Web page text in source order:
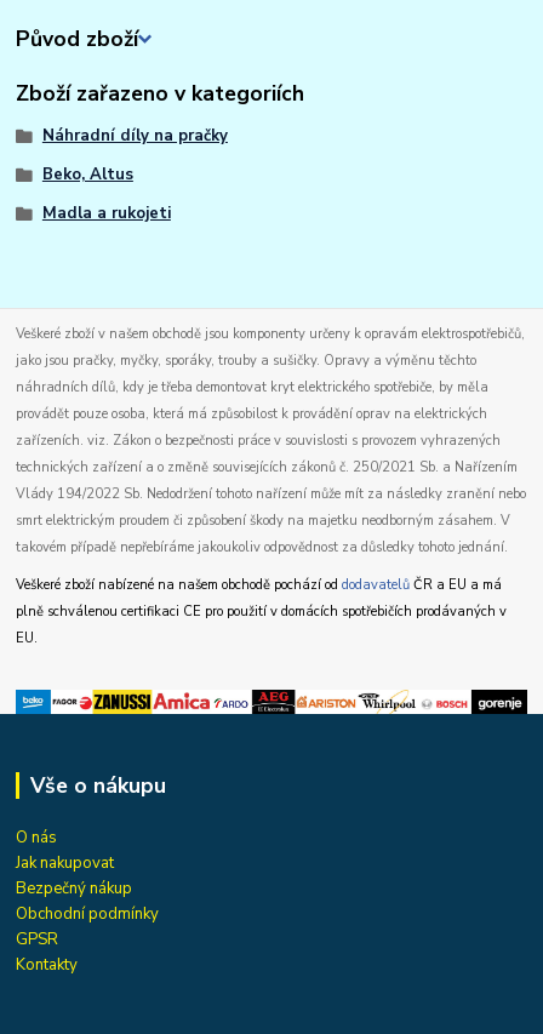
Původ zboží
Zboží zařazeno v kategoriích
Náhradní díly na pračky
Beko, Altus
Madla a rukojeti
Veškeré zboží v našem obchodě jsou komponenty určeny k opravám elektrospotřebičů,
jako jsou pračky, myčky, sporáky, trouby a sušičky. Opravy a výměnu těchto
náhradních dílů, kdy je třeba demontovat kryt elektrického spotřebiče, by měla
provádět pouze osoba, která má způsobilost k provádění oprav na elektrických
zařízeních. viz. Zákon o bezpečnosti práce v souvislosti s provozem vyhrazených
technických zařízení a o změně souvisejících zákonů č. 250/2021 Sb. a Nařízením
Vlády 194/2022 Sb. Nedodržení tohoto nařízení může mít za následky zranění nebo
smrt elektrickým proudem či způsobení škody na majetku neodborným zásahem. V
takovém případě nepřebíráme jakoukoliv odpovědnost za důsledky tohoto jednání.
Veškeré zboží nabízené na našem obchodě pochází oddodavatelů ČR a EU a má
plně schválenou certifikaci CE pro použití v domácích spotřebičích prodávaných v
EU.
Vše o nákupu
O nás
Jak nakupovat
Bezpečný nákup
Obchodní podmínky
GPSR
Kontakty